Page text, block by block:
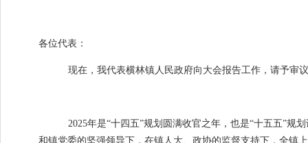
各位代表：
现在，我代表横林镇人民政府向大会报告工作，请予审
2025年是“十四五”规划圆满收官之年，也是“十五五”规划
和镇党委的坚强领导下，在镇人大、政协的监督支持下，全镇